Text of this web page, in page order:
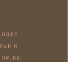
ваше
и
вы